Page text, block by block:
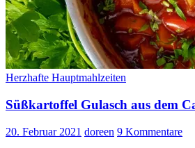
Herzhafte Hauptmahlzeiten
Süßkartoffel Gulasch aus dem
20. Februar 2021 doreen 9 Kommentare